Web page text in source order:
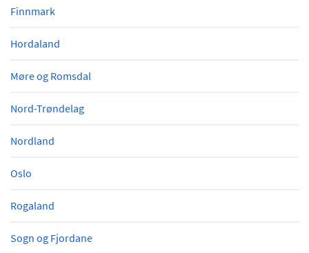
Finnmark
Hordaland
Møre og Romsdal
Nord-Trøndelag
Nordland
Oslo
Rogaland
Sogn og Fjordane